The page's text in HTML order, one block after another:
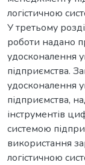
логістичною
У третьому
роботи надано
удосконалення
підприємства.
удосконалення
підприємства,
інструментів
системою
використання
логістичною